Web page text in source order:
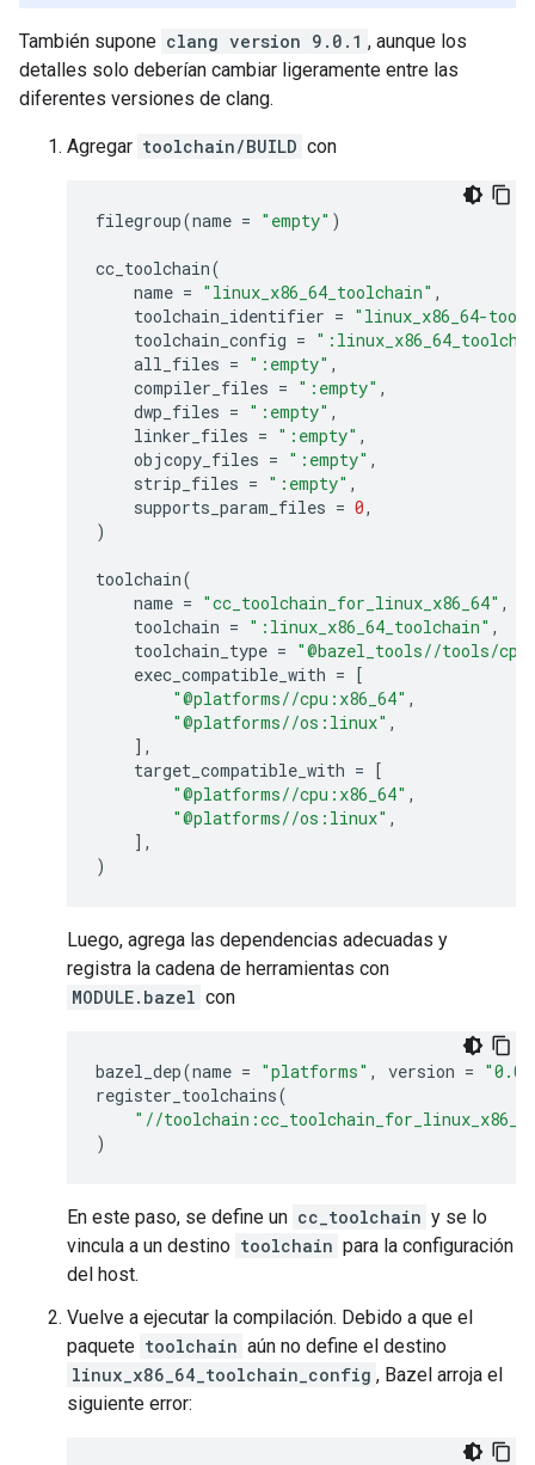
También supone clang version 9.0.1 , aunque los
detalles solo deberían cambiar ligeramente entre las
diferentes versiones de clang.
Agregar toolchain/BUILD con
filegroup(name = "empty" )
cc_toolchain(
name = "linux_x86_64_toolchain" ,
toolchain_identifier = "linux_x86_64-
toolchain_config =
all_files = ":empty" ,
compiler_files = ":empty" ,
dwp_files = ":empty" ,
linker_files = ":empty" ,
objcopy_files = ":empty" ,
strip_files = ":empty" ,
supports_param_files = 0,
)
toolchain(
name = "cc_toolchain_for_linux_x86_64" ,
toolchain = ":linux_x86_64_toolchain" ,
toolchain_type = "@bazel_tools//tools/
exec_compatible_with = [
"@platforms//cpu:x86_64" ,
"@platforms//os:linux" ,
],
target_compatible_with = [
"@platforms//cpu:x86_64" ,
"@platforms//os:linux" ,
],
)
Luego, agrega las dependencias adecuadas y
registra la cadena de herramientas con
MODULE.bazel con
bazel_dep(name = "platforms" , version =
register_toolchains(
"//
)
En este paso, se define un cc_toolchain y se lo
vincula a un destino toolchain para la configuración
del host.
Vuelve a ejecutar la compilación. Debido a que el
paquete toolchain aún no define el destino
linux_x86_64_toolchain_config , Bazel arroja el
siguiente error: